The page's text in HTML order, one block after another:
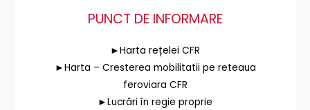
PUNCT DE INFORMARE
►Harta rețelei CFR
►Harta – Cresterea mobilitatii pe reteaua
feroviara CFR
►Lucrări în regie proprie